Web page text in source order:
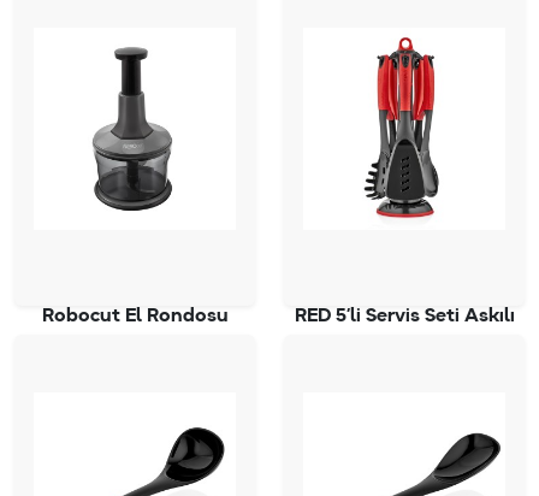
Robocut El Rondosu RED 5’li Servis Seti Askılı